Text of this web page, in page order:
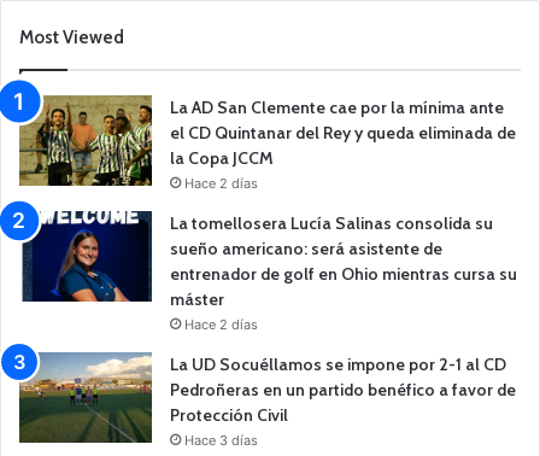
Most Viewed
La AD San Clemente cae por la mínima ante
el CD Quintanar del Rey y queda eliminada de
la Copa JCCM
Hace 2 días
La tomellosera Lucía Salinas consolida su
sueño americano: será asistente de
entrenador de golf en Ohio mientras cursa su
máster
Hace 2 días
La UD Socuéllamos se impone por 2-1 al CD
Pedroñeras en un partido benéfico a favor de
Protección Civil
Hace 3 días